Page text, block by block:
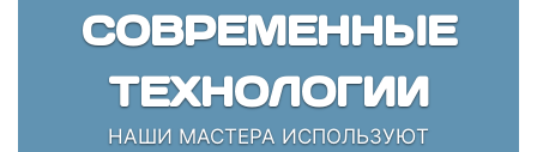
СОВРЕМЕННЫЕ
ТЕХНОЛОГИИ
НАШИ МАСТЕРА ИСПОЛЬЗУЮТ